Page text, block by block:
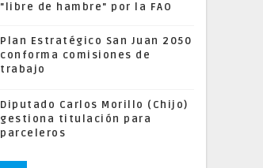
"libre de hambre" por la FAO
Plan Estratégico San Juan 2050
conforma comisiones de
trabajo
Diputado Carlos Morillo (Chijo)
gestiona titulación para
parceleros